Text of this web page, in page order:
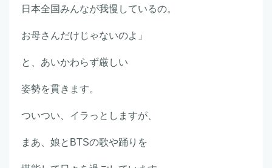
日本全国みんなが我慢しているの。
お母さんだけじゃないのよ」
と、あいかわらず厳しい
姿勢を貫きます。
ついつい、イラっとしますが、
まあ、娘とBTSの歌や踊りを